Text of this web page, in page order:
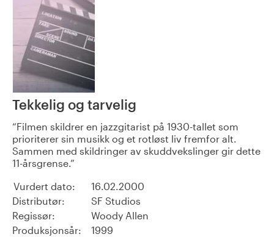
Tekkelig og tarvelig
Filmen skildrer en jazzgitarist på 1930-tallet som
prioriterer sin musikk og et rotløst liv fremfor alt.
Sammen med skildringer av skuddvekslinger gir dette
11-årsgrense.
Vurdert dato:
16.02.2000
Distributør:
SF Studios
Regissør:
Woody Allen
Produksjonsår:
1999